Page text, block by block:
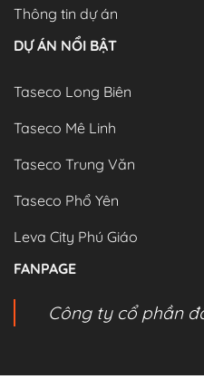
Thông tin dự án
DỰ ÁN NỔI BẬT
Taseco Long Biên
Taseco Mê Linh
Taseco Trung Văn
Taseco Phổ Yên
Leva City Phú Giáo
FANPAGE
Công ty cổ phần